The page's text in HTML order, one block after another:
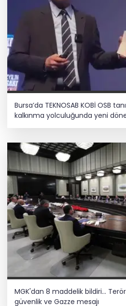
Bursa’da TEKNOSAB KOBİ OSB
kalkınma yolculuğunda yeni
MGK'dan 8 maddelik bildiri...
güvenlik ve Gazze mesajı